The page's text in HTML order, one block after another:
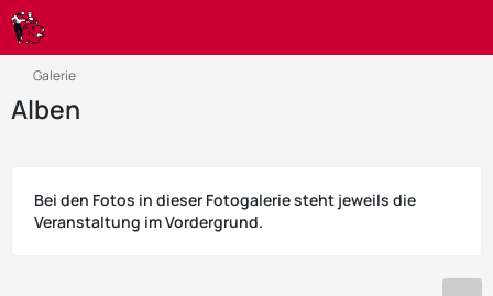
Galerie
Alben
Bei den Fotos in dieser Fotogalerie steht jeweils die
Veranstaltung im Vordergrund.